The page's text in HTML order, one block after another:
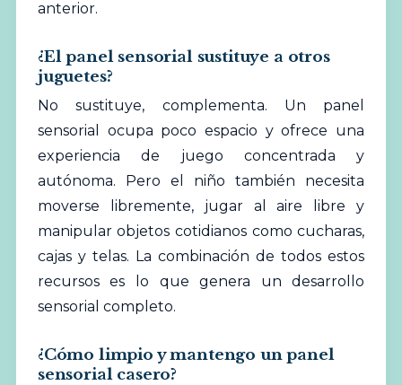
anterior.
¿El panel sensorial sustituye a otros
juguetes?
No sustituye, complementa. Un panel
sensorial ocupa poco espacio y ofrece una
experiencia de juego concentrada y
autónoma. Pero el niño también necesita
moverse libremente, jugar al aire libre y
manipular objetos cotidianos como cucharas,
cajas y telas. La combinación de todos estos
recursos es lo que genera un desarrollo
sensorial completo.
¿Cómo limpio y mantengo un panel
sensorial casero?